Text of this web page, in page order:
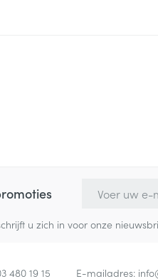
u zich in voor onze
480 19 15 E-mailadres: